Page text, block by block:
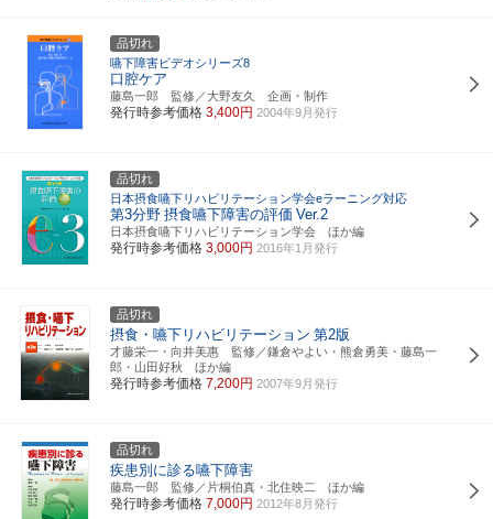
品切れ
嚥下障害ビデオシリーズ8
口腔ケア
藤島一郎 監修／大野友久 企画・制作
発行時参考価格 3,400円 2004年9月発行
品切れ
日本摂食嚥下リハビリテーション学会eラーニング対応
第3分野 摂食嚥下障害の評価 Ver.2
日本摂食嚥下リハビリテーション学会 ほか編
発行時参考価格 3,000円 2016年1月発行
品切れ
摂食・嚥下リハビリテーション 第2版
才藤栄一・向井美惠 監修／鎌倉やよい・熊倉勇美・藤島一
郎・山田好秋 ほか編
発行時参考価格 7,200円 2007年9月発行
品切れ
疾患別に診る嚥下障害
藤島一郎 監修／片桐伯真・北住映二 ほか編
発行時参考価格 7,000円 2012年8月発行